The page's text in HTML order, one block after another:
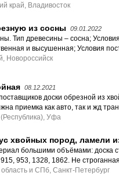
край, Владивосток
из сосны 09.01.2022
Тип древесины – сосна;
и высушенная; Условия
Новороссийск
08.12.2021
доски обрезной из
приемка как авто, так и жд
Уфа
хвойных пород, ламели
большими объёмами: доска
953, 1328, 1862. Не
и СПб, Санкт-Петербург